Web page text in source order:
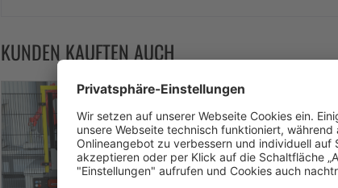
KUNDEN KAUFTEN AUCH